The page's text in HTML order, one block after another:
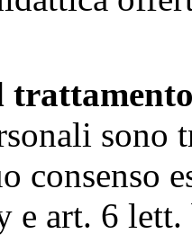
sono
consenso
e art. 6